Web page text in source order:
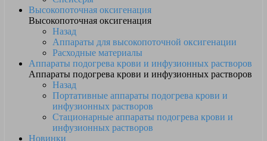
Высокопоточная оксигенация
Высокопоточная оксигенация
Назад
Аппараты для высокопоточной оксигенации
Расходные материалы
Аппараты подогрева крови и инфузионных растворов
Аппараты подогрева крови и инфузионных растворов
Назад
Портативные аппараты подогрева крови и
инфузионных растворов
Стационарные аппараты подогрева крови и
инфузионных растворов
Новинки